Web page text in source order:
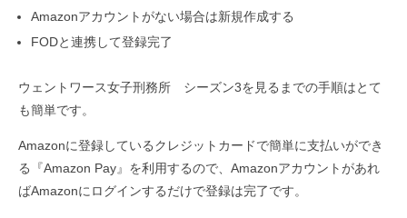
Amazonアカウントがない場合は新規作成する
FODと連携して登録完了
ウェントワース女子刑務所 シーズン3を見るまでの手順はとて
も簡単です。
Amazonに登録しているクレジットカードで簡単に支払いができ
る『Amazon Pay』を利用するので、Amazonアカウントがあれ
ばAmazonにログインするだけで登録は完了です。